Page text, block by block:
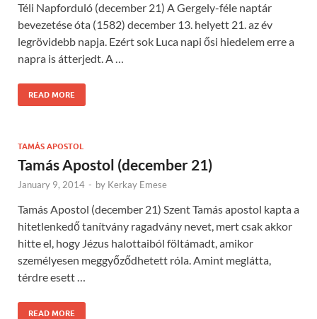
Téli Napforduló (december 21) A Gergely-féle naptár
bevezetése óta (1582) december 13. helyett 21. az év
legrövidebb napja. Ezért sok Luca napi ősi hiedelem erre a
napra is átterjedt. A …
READ MORE
TAMÁS APOSTOL
Tamás Apostol (december 21)
January 9, 2014 - by Kerkay Emese
Tamás Apostol (december 21) Szent Tamás apostol kapta a
hitetlenkedő tanítvány ragadvány nevet, mert csak akkor
hitte el, hogy Jézus halottaiból föltámadt, amikor
személyesen meggyőződhetett róla. Amint meglátta,
térdre esett …
READ MORE